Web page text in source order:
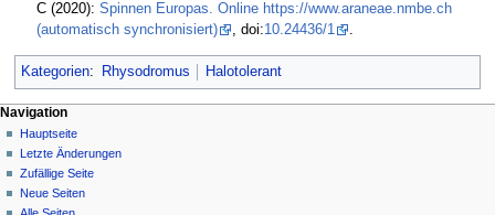
C (2020): Spinnen Europas. Online https://www.araneae.nmbe.ch
(automatisch synchronisiert)
, doi:10.24436/1 .
Kategorien: Rhysodromus Halotolerant
Navigation
Hauptseite
Letzte Änderungen
Zufällige Seite
Neue Seiten